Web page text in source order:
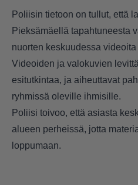
Poliisin tietoon on tullut, että
Pieksämäellä tapahtuneesta
nuorten keskuudessa
Videoiden ja valokuvien
esitutkintaa, ja aiheuttavat
ryhmissä oleville ihmisille.
Poliisi toivoo, että asiasta
alueen perheissä, jotta
loppumaan.